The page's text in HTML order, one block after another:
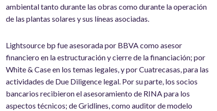
ambiental tanto durante las obras como durante la operación
de las plantas solares y sus líneas asociadas.
Lightsource bp fue asesorada por BBVA como asesor
financiero en la estructuración y cierre de la financiación; por
White & Case en los temas legales, y por Cuatrecasas, para las
actividades de Due Diligence legal. Por su parte, los socios
bancarios recibieron el asesoramiento de RINA para los
aspectos técnicos; de Gridlines, como auditor de modelo